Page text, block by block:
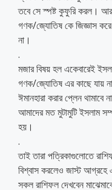
তবে সে স্পষ্ট কুফুরি করল। আর
গণক/জ্যোতিষ কে জিজ্ঞাস করে
না।
.
মজার বিষয় হল একেবারেই
গণক/জ্যোতিষ এর কাছে যায়
ঈমানহারা করার প্লেন
আমাদের মত মুটামুটি ইসলাম
হয়।
.
তাই তারা পত্রিকাগুলোতে
বিশ্বাস করলেও জাস্ট
সকল রাশিফল দেখবেন